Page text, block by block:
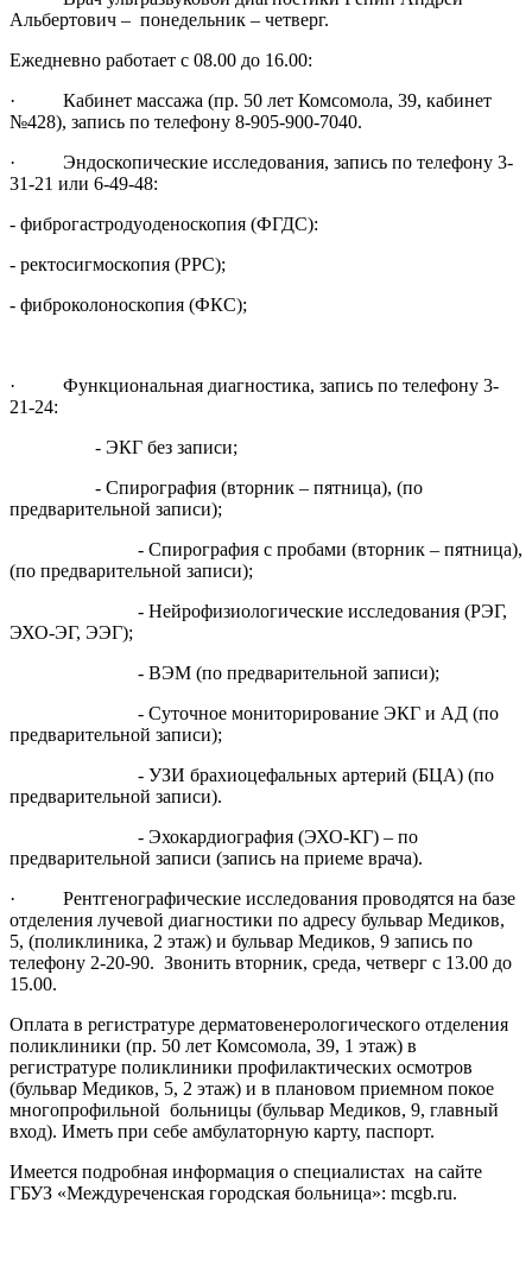
Альбертович – понедельник – четверг.
Ежедневно работает с 08.00 до 16.00:
· Кабинет массажа (пр. 50 лет Комсомола, 39, кабинет
№428), запись по телефону 8-905-900-7040.
· Эндоскопические исследования, запись по телефону 3-
31-21 или 6-49-48:
- фиброгастродуоденоскопия (ФГДС):
- ректосигмоскопия (РРС);
- фиброколоноскопия (ФКС);
· Функциональная диагностика, запись по телефону 3-
21-24:
- ЭКГ без записи;
- Спирография (вторник – пятница), (по
предварительной записи);
- Спирография с пробами (вторник – пятница),
(по предварительной записи);
- Нейрофизиологические исследования (РЭГ,
ЭХО-ЭГ, ЭЭГ);
- ВЭМ (по предварительной записи);
- Суточное мониторирование ЭКГ и АД (по
предварительной записи);
- УЗИ брахиоцефальных артерий (БЦА) (по
предварительной записи).
- Эхокардиография (ЭХО-КГ) – по
предварительной записи (запись на приеме врача).
· Рентгенографические исследования проводятся на базе
отделения лучевой диагностики по адресу бульвар Медиков,
5, (поликлиника, 2 этаж) и бульвар Медиков, 9 запись по
телефону 2-20-90. Звонить вторник, среда, четверг с 13.00 до
15.00.
Оплата в регистратуре дерматовенерологического отделения
поликлиники (пр. 50 лет Комсомола, 39, 1 этаж) в
регистратуре поликлиники профилактических осмотров
(бульвар Медиков, 5, 2 этаж) и в плановом приемном покое
многопрофильной больницы (бульвар Медиков, 9, главный
вход). Иметь при себе амбулаторную карту, паспорт.
Имеется подробная информация о специалистах на сайте
ГБУЗ «Междуреченская городская больница»: mcgb.ru.